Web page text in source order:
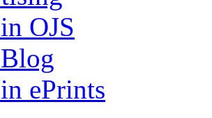
OJS
ePrints